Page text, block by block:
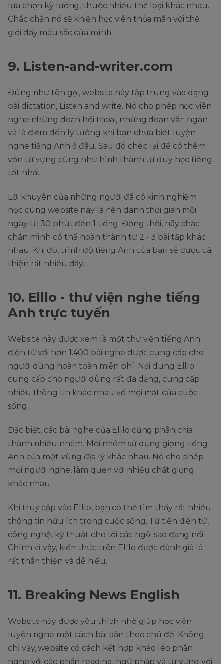
lựa chọn kỹ lưỡng, thuộc nhiều thể loại khác nhau.
Chắc chắn nó sẽ khiến học viên thỏa mãn với thế
giới đầy màu sắc của mình.
9. Listen-and-writer.com
Đúng như tên gọi, website này tập trung vào dạng
bài dictation, Listen and write. Nó cho phép học viên
nghe những đoạn hội thoại, những đoạn văn ngắn
và là điểm đến lý tưởng khi bạn chưa biết luyện
nghe tiếng Anh ở đâu. Sau đó chép lại để có thêm
vốn từ vựng cũng như hình thành tư duy học tiếng
tốt nhất.
Lời khuyên của những người đã có kinh nghiệm
học cùng website này là nên dành thời gian mỗi
ngày từ 30 phút đến 1 tiếng. Đồng thời, hãy chắc
chắn mình có thể hoàn thành từ 2 - 3 bài tập khác
nhau. Khi đó, trình độ tiếng Anh của bạn sẽ được cải
thiện rất nhiều đấy.
10. Elllo - thư viện nghe tiếng
Anh trực tuyến
Website này được xem là một thư viện tiếng Anh
điện tử với hơn 1.400 bài nghe được cung cấp cho
người dùng hoàn toàn miễn phí. Nội dung Elllo
cung cấp cho người dùng rất đa dạng, cung cấp
nhiều thông tin khác nhau về mọi mặt của cuộc
sống.
Đặc biệt, các bài nghe của Elllo cũng phân chia
thành nhiều nhóm. Mỗi nhóm sử dụng giọng tiếng
Anh của một vùng địa lý khác nhau. Nó cho phép
mọi người nghe, làm quen với nhiều chất giọng
khác nhau.
Khi truy cập vào Elllo, bạn có thể tìm thấy rất nhiều
thông tin hữu ích trong cuộc sống. Từ tiền điện tử,
công nghệ, kỹ thuật cho tới các ngôi sao đang nổi.
Chính vì vậy, kiến thức trên Elllo được đánh giá là
rất thân thiện và dễ hiểu.
11. Breaking News English
Website này được yêu thích nhờ giúp học viên
luyện nghe một cách bài bản theo chủ đề. Không
chỉ vậy, website có cách kết hợp khéo léo phần
nghe với các phần reading, ngữ pháp và từ vựng với